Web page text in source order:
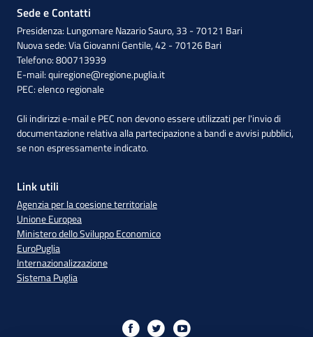
Sede e Contatti
Presidenza: Lungomare Nazario Sauro, 33 - 70121 Bari
Nuova sede: Via Giovanni Gentile, 42 - 70126 Bari
Telefono: 800713939
E-mail:quiregione@regione.puglia.it
PEC:elenco regionale
Gli indirizzi e-mail e PEC non devono essere utilizzati per l'invio di
documentazione relativa alla partecipazione a bandi e avvisi pubblici,
se non espressamente indicato.
Link utili
Agenzia per la coesione territoriale
Unione Europea
Ministero dello Sviluppo Economico
EuroPuglia
Internazionalizzazione
Sistema Puglia